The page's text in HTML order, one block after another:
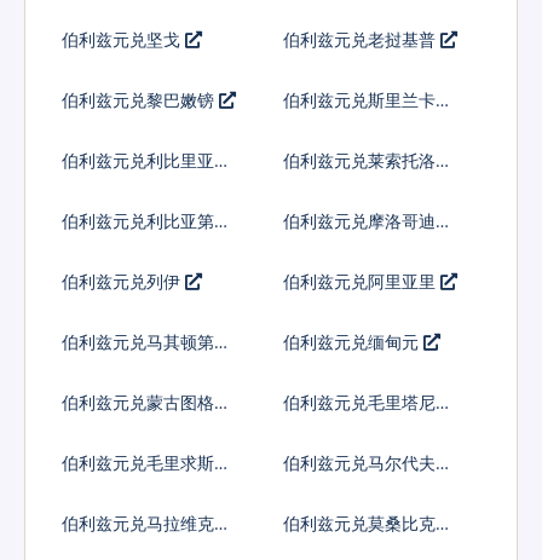
伯利兹元兑坚戈 伯利兹元兑老挝基普
伯利兹元兑黎巴嫩镑
伯利兹元兑斯里兰卡卢
伯利兹元兑利比里亚元 伯利兹元兑莱索托洛蒂
伯利兹元兑利比亚第纳
伯利兹元兑摩洛哥迪拉
伯利兹元兑列伊 伯利兹元兑阿里亚里
伯利兹元兑马其顿第纳
伯利兹元兑缅甸元
伯利兹元兑蒙古图格里
伯利兹元兑毛里塔尼亚
伯利兹元兑毛里求斯卢
伯利兹元兑马尔代夫拉
伯利兹元兑马拉维克瓦
伯利兹元兑莫桑比克梅